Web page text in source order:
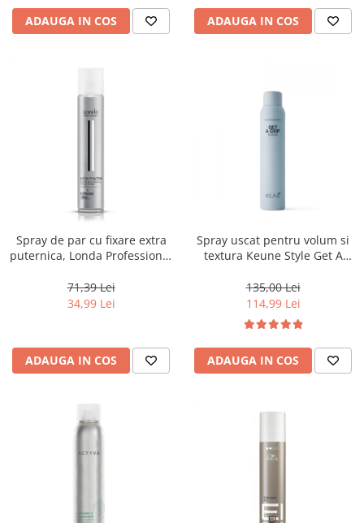
ADAUGA IN COS ADAUGA IN COS
Spray de par cu fixare extra
puternica, Londa Professional
71,39 Lei
34,99 Lei
ADAUGA IN COS
Spray uscat pentru volum si
textura Keune Style Get A
135,00 Lei
114,99 Lei
ADAUGA IN COS